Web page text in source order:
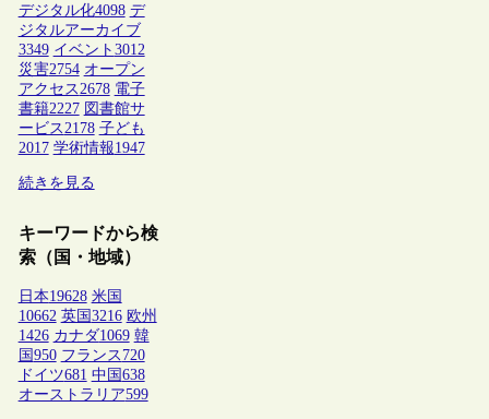
デジタル化4098 デ
ジタルアーカイブ
3349 イベント 3012
災害2754 オープン
アクセス2678 電子
書籍2227 図書館サ
ービス2178 子ども
2017 学術情報1947
続きを見る
キーワードから検
索（国・地域）
日本19628 米国
10662 英国 3216 欧州
1426 カナダ1069 韓
国 950 フランス 720
ドイツ681 中国 638
オーストラリア599